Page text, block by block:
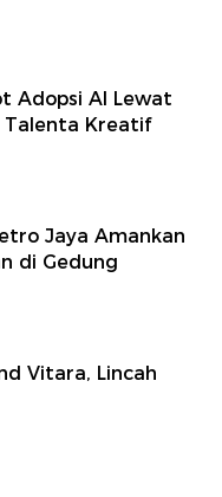
Adopsi AI Lewat
Talenta Kreatif
Jaya Amankan
di Gedung
Vitara, Lincah